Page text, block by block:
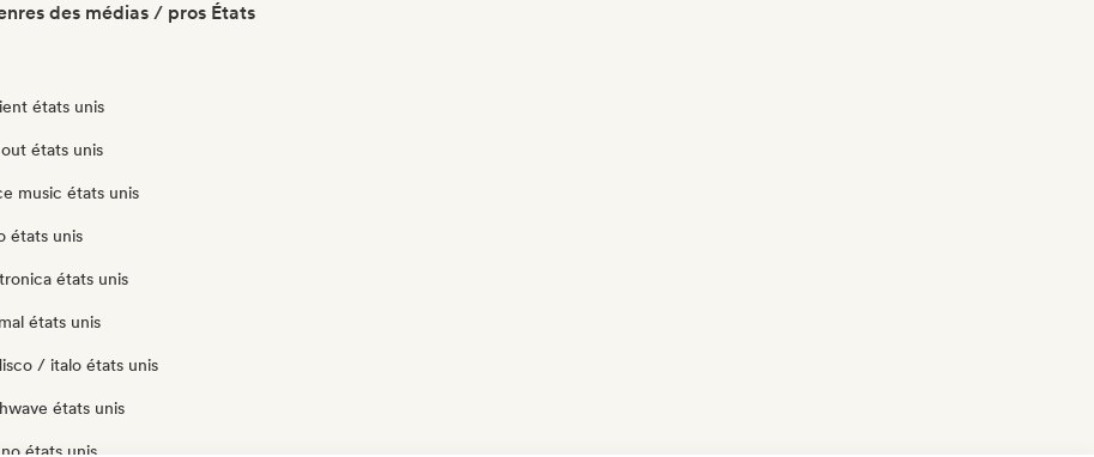
des médias / pros États
états unis
états unis
music états unis
états unis
états unis
états unis
/ italo états unis
états unis
états unis